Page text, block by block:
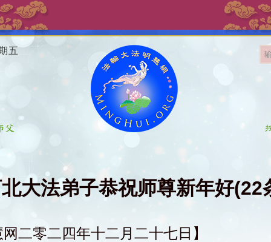
五
大法弟子恭祝师尊新年好(22
二零二四年十二月二十七日】